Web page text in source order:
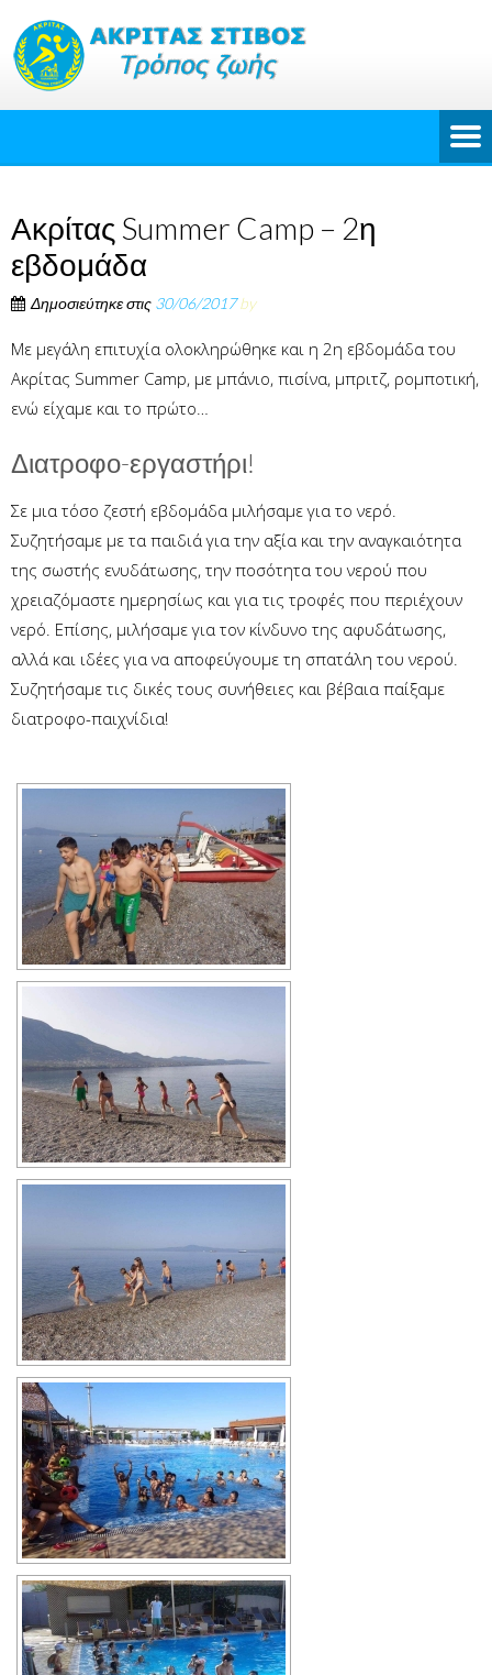
Ακρίτας Summer Camp – 2η
εβδομάδα
Δημοσιεύτηκε στις 30/06/2017by
Με μεγάλη επιτυχία ολοκληρώθηκε και η 2η εβδομάδα του
Ακρίτας Summer Camp, με μπάνιο, πισίνα, μπριτζ, ρομποτική,
ενώ είχαμε και το πρώτο…
Διατροφο-εργαστήρι!
Σε μια τόσο ζεστή εβδομάδα μιλήσαμε για το νερό.
Συζητήσαμε με τα παιδιά για την αξία και την αναγκαιότητα
της σωστής ενυδάτωσης, την ποσότητα του νερού που
χρειαζόμαστε ημερησίως και για τις τροφές που περιέχουν
νερό. Επίσης, μιλήσαμε για τον κίνδυνο της αφυδάτωσης,
αλλά και ιδέες για να αποφεύγουμε τη σπατάλη του νερού.
Συζητήσαμε τις δικές τους συνήθειες και βέβαια παίξαμε
διατροφο-παιχνίδια!